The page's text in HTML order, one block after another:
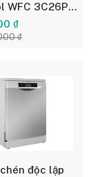
WFC 3C26P
khẩu Châu
₫
₫
độc lập